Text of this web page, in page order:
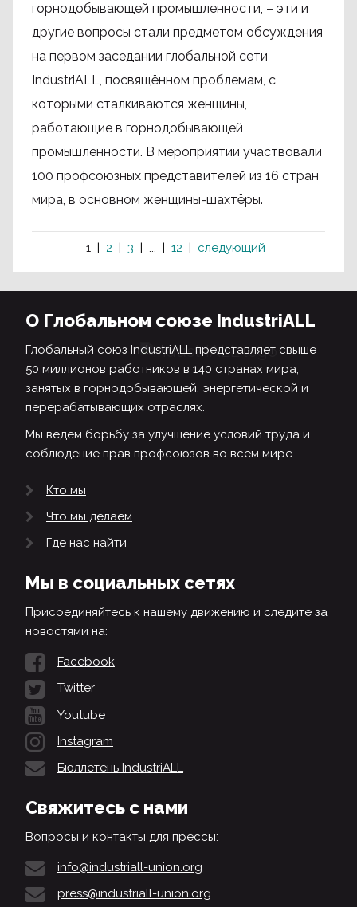
горнодобывающей промышленности, – эти и
другие вопросы стали предметом обсуждения
на первом заседании глобальной сети
IndustriALL, посвящённом проблемам, с
которыми сталкиваются женщины,
работающие в горнодобывающей
промышленности. В мероприятии участвовали
100 профсоюзных представителей из 16 стран
мира, в основном женщины-шахтёры.
1 2 3 ... 12 следующий
О Глобальном союзе IndustriALL
Глобальный союз IndustriALL представляет свыше
50 миллионов работников в 140 странах мира,
занятых в горнодобывающей, энергетической и
перерабатывающих отраслях.
Мы ведем борьбу за улучшение условий труда и
соблюдение прав профсоюзов во всем мире.
Кто мы
Что мы делаем
Где нас найти
Мы в социальных сетях
Присоединяйтесь к нашему движению и следите за
новостями на:
Facebook
Twitter
Youtube
Instagram
Бюллетень IndustriALL
Свяжитесь с нами
Вопросы и контакты для прессы:
info@industriall-union.org
press@industriall-union.org